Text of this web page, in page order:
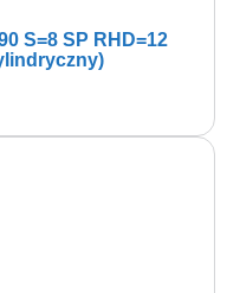
S=8 SP RHD=12